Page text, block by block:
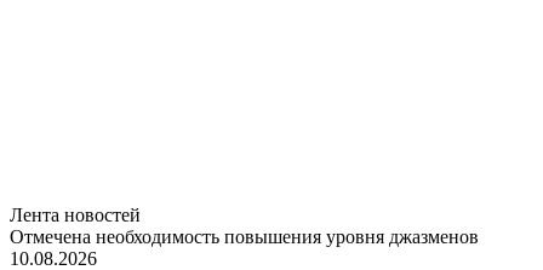
Лента новостей
Отмечена необходимость повышения уровня джазменов
10.08.2026